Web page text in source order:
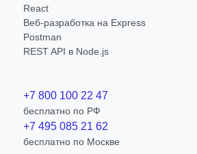
React
Веб-разработка на Express
Postman
REST API в Node.js
+7 800 100 22 47
бесплатно по РФ
+7 495 085 21 62
бесплатно по Москве